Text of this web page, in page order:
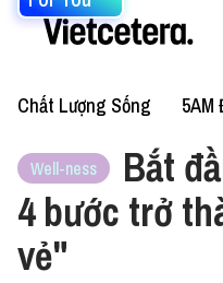
Chất Lượng Sống 5AM
Well-ness
Bắt
4 bước trở
vẻ"